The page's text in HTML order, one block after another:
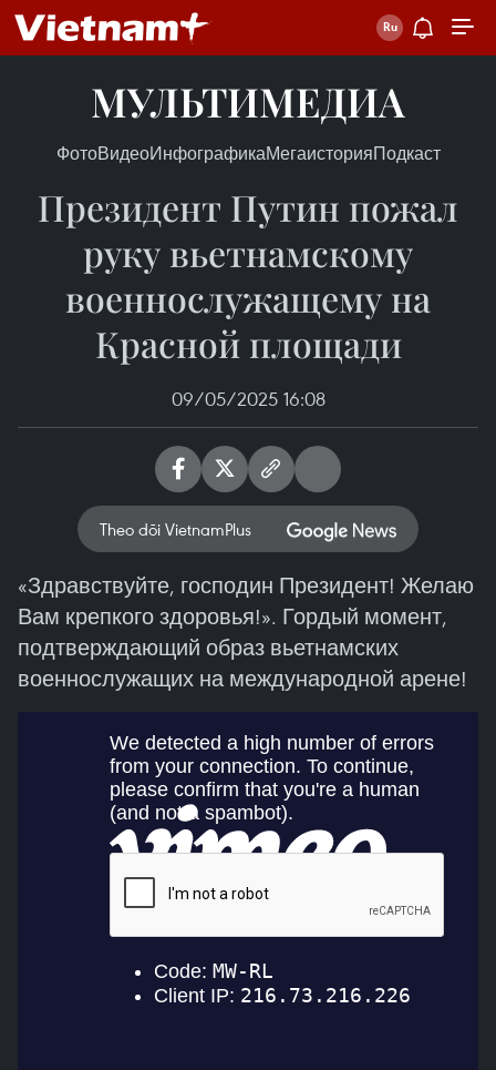
МУЛЬТИМЕДИА
ФотоВидеоИнфографикаМегаисторияПодкаст
Президент Путин пожал
руку вьетнамскому
военнослужащему на
Красной площади
09/05/2025 16:08
Theo dõi VietnamPlus
«Здравствуйте, господин Президент! Желаю
Вам крепкого здоровья!». Гордый момент,
подтверждающий образ вьетнамских
военнослужащих на международной арене!